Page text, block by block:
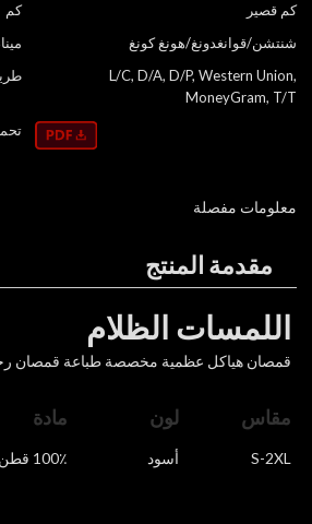
كم
كم قصير
شنتشن/قوانغدونغ/هونغ كونغ
L/C, D/A, D/P, Western Union,
MoneyGram, T/T
معلومات مفصلة
مقدمة المنتج
اللمسات الظلام
قمصان هياكل عظمية مخصصة طباعة قمصان
مقاس
S-2XL
لون
أسود
مادة
100٪ قطن